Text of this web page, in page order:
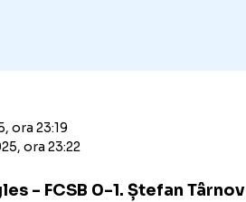
ora 23:19
ora 23:22
- FCSB 0-1. Ștefan